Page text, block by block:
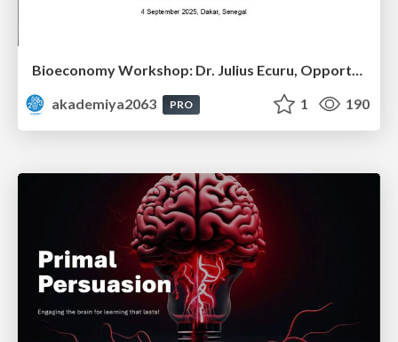
Bioeconomy Workshop: Dr. Julius Ecuru, Opportunities for a Bioeconomy in West Africa
akademiya2063
PRO 1 190